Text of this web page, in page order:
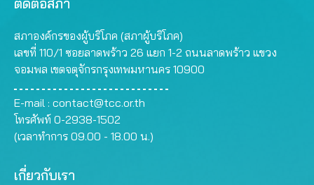
ติดต่อสภา
สภาองค์กรของผู้บริโภค (สภาผู้บริโภค)
เลขที่ 110/1 ซอยลาดพร้าว 26 แยก 1-2 ถนนลาดพร้าว แขวง
จอมพล เขตจตุจักรกรุงเทพมหานคร 10900
E-mail : contact@tcc.or.th
โทรศัพท์ 0-2938-1502
(เวลาทำการ 09.00 - 18.00 น.)
เกี่ยวกับเรา